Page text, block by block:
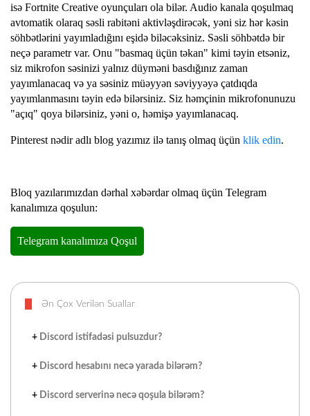
isə Fortnite Creative oyunçuları ola bilər. Audio kanala qoşulmaq
avtomatik olaraq səsli rabitəni aktivləşdirəcək, yəni siz hər kəsin
söhbətlərini yayımladığını eşidə biləcəksiniz. Səsli söhbətdə bir
neçə parametr var. Onu "basmaq üçün təkan" kimi təyin etsəniz,
siz mikrofon səsinizi yalnız düyməni basdığınız zaman
yayımlanacaq və ya səsiniz müəyyən səviyyəyə çatdıqda
yayımlanmasını təyin edə bilərsiniz. Siz həmçinin mikrofonunuzu
"açıq" qoya bilərsiniz, yəni o, həmişə yayımlanacaq.
Pinterest nədir adlı blog yazımız ilə tanış olmaq üçün klik edin.
Bloq yazılarımızdan dərhal xəbərdar olmaq üçün Telegram
kanalımıza qoşulun:
Ən Çox Verilən Suallar
+ Discord istifadəsi pulsuzdur?
+ Discord hesabını necə yarada bilərəm?
+ Discord serverinə necə qoşula bilərəm?